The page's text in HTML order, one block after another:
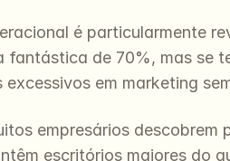
é particularmente
fantástica de 70%, mas se
excessivos em marketing
empresários
escritórios maiores do